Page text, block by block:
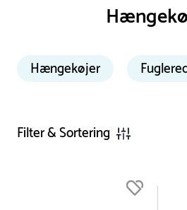
Hængekøjer
Filter & Sortering